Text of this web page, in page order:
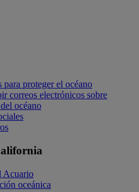
para proteger el océano
correos electrónicos sobre
océano
Acuario
oceánica